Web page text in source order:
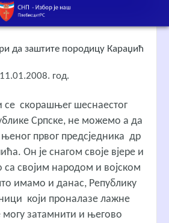
да заштите породицу Караџић
11.01.2008. год.
се скорашњег шеснаестог
Српске, не можемо а да
првог предсједника др
Он је снагом своје вјере и
са својим народом и војском
имамо и данас, Републику
који проналазе лажне
могу затамнити и његово